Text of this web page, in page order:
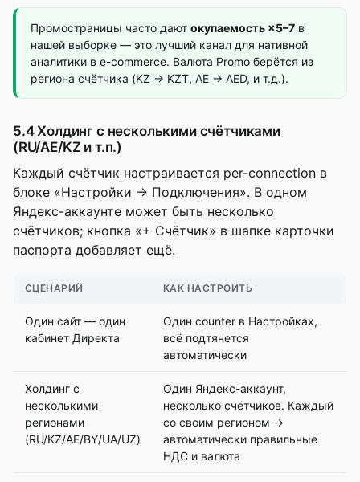
Промостраницы часто дают окупаемость ×5–7 в
нашей выборке — это лучший канал для нативной
аналитики в e-commerce. Валюта Promo берётся из
региона счётчика (KZ → KZT, AE → AED, и т.д.).
5.4 Холдинг с несколькими счётчиками
(RU/AE/KZ и т.п.)
Каждый счётчик настраивается per-connection в
блоке «Настройки → Подключения». В одном
Яндекс-аккаунте может быть несколько
счётчиков; кнопка «+ Счётчик» в шапке карточки
паспорта добавляет ещё.
СЦЕНАРИЙ КАК НАСТРОИТЬ
Один сайт — один
кабинет Директа
Один counter в Настройках,
всё подтянется
автоматически
Холдинг с
несколькими
регионами
(RU/KZ/AE/BY/UA/UZ)
Один Яндекс-аккаунт,
несколько счётчиков. Каждый
со своим регионом →
автоматически правильные
НДС и валюта